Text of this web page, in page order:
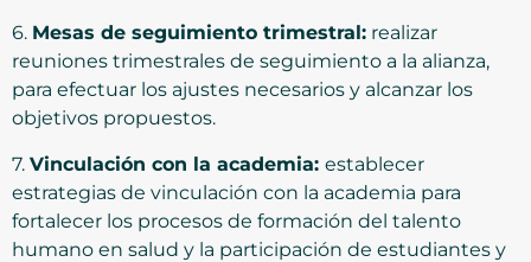
6. Mesas de seguimiento trimestral: realizar
reuniones trimestrales de seguimiento a la alianza,
para efectuar los ajustes necesarios y alcanzar los
objetivos propuestos.
7. Vinculación con la academia: establecer
estrategias de vinculación con la academia para
fortalecer los procesos de formación del talento
humano en salud y la participación de estudiantes y